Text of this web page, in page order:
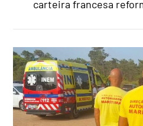
carteira francesa